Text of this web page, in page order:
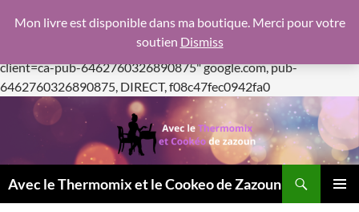
f08c47fec0942fa0
https://pagead2.googlesyndication.com/pagead/js/
client=ca-pub-6462760326890875"google.com, pub-
6462760326890875, DIRECT, f08c47fec0942fa0Aller
au
contenu
Avec le Thermomix et le Cookeo de Zazoun
Mon livre est disponible dans ma boutique. Merci pour votre
soutien Dismiss